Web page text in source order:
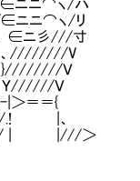
ニ⌒ヽ/ハ
ニニ⌒ヽ/リ
ニ彡///寸
////////V
Ｖ
//////Ｖ
＝＝{
.! |、
| |///＞